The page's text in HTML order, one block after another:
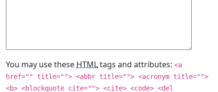
You may use these HTMLtags and attributes: <a
href="" title=""> <abbr title=""> <acronym title="">
<b> <blockquote cite=""> <cite> <code> <del